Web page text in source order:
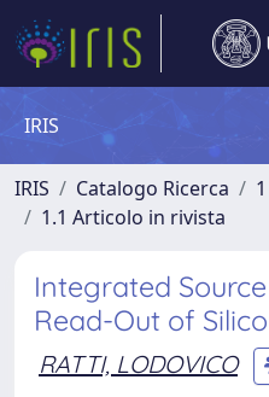
IRIS
IRIS Catalogo Ricerca
1.1 Articolo in rivista
Integrated
Read-Out of
RATTI, LODOVICO